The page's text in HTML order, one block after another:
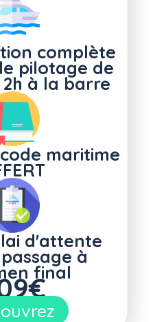
complète
pilotage de
à la barre
maritime
d'attente
à
final